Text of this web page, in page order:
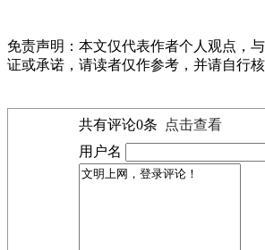
免责声明：本文仅代表作者个人观点，
证或承诺，请读者仅作参考，并请自行核
共有评论0条
点击查看
用户名